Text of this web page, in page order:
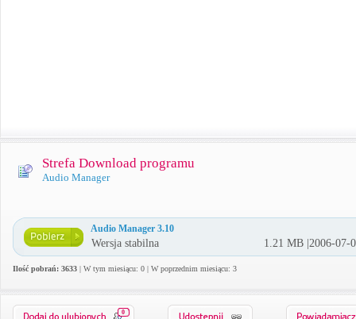
Strefa Download programu
Audio Manager
Audio Manager 3.10
Wersja stabilna 1.21 MB |2006-07-
Ilość pobrań: 3633 | W tym miesiącu: 0 | W poprzednim miesiącu: 3
0